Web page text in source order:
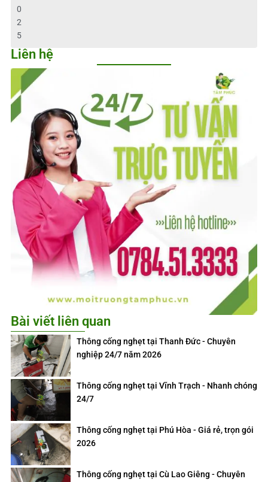
0
2
5
Liên hệ
Bài viết liên quan
Thông cống nghẹt tại Thanh Đức - Chuyên
nghiệp 24/7 năm 2026
Thông cống nghẹt tại Vĩnh Trạch - Nhanh chóng
24/7
Thông cống nghẹt tại Phú Hòa - Giá rẻ, trọn gói
2026
Thông cống nghẹt tại Cù Lao Giêng - Chuyên